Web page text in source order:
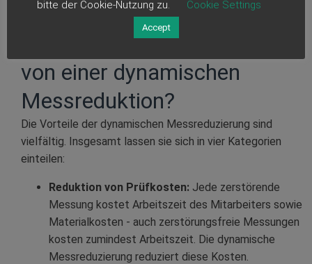
Wie profitiert eine Produktion
von einer dynamischen
Messreduktion?
Die Vorteile der dynamischen Messreduzierung sind
vielfältig. Insgesamt lassen sie sich in vier Kategorien
einteilen:
Reduktion von Prüfkosten: Jede zerstörende
Messung kostet Arbeitszeit des Mitarbeiters sowie
Materialkosten - auch zerstörungsfreie Messungen
kosten zumindest Arbeitszeit. Die dynamische
Messreduzierung reduziert diese Kosten.
bitte der Cookie-Nutzung zu. Cookie Settings
Accept